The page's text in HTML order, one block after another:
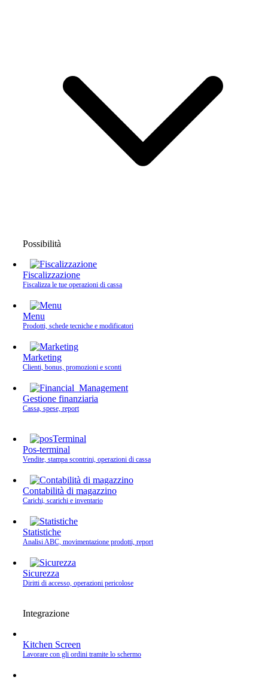
Possibilità
Fiscalizzazione
Fiscalizza le tue operazioni di cassa
Menu
Prodotti, schede tecniche e modificatori
Marketing
Clienti, bonus, promozioni e sconti
Gestione finanziaria
Cassa, spese, report
Pos-terminal
Vendite, stampa scontrini, operazioni di cassa
Contabilità di magazzino
Carichi, scarichi e inventario
Statistiche
Analisi ABC, movimentazione prodotti, report
Sicurezza
Diritti di accesso, operazioni pericolose
Integrazione
Kitchen Screen
Lavorare con gli ordini tramite lo schermo